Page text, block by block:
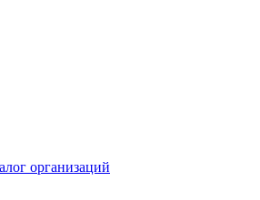
организаций